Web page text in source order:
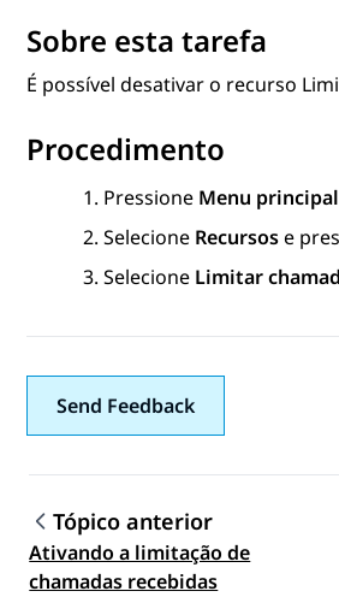
Sobre esta tarefa
É possível desativar o recurso
Procedimento
Pressione Menu principal
Selecione Recursose
Selecione Limitar
Send Feedback
Topic navigation
Tópico anterior
Ativando a limitação de
chamadas recebidas